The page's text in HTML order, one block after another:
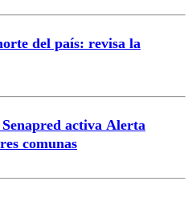
del país: revisa la
activa Alerta
comunas